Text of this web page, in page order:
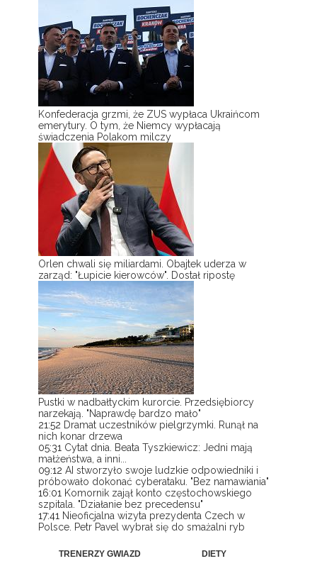
Konfederacja grzmi, że ZUS wypłaca Ukraińcom
emerytury. O tym, że Niemcy wypłacają
świadczenia Polakom milczy
Orlen chwali się miliardami. Obajtek uderza w
zarząd: "Łupicie kierowców". Dostał ripostę
Pustki w nadbałtyckim kurorcie. Przedsiębiorcy
narzekają. "Naprawdę bardzo mało"
21:52 Dramat uczestników pielgrzymki. Runął na
nich konar drzewa
05:31 Cytat dnia. Beata Tyszkiewicz: Jedni mają
małżeństwa, a inni...
09:12 AI stworzyło swoje ludzkie odpowiedniki i
próbowało dokonać cyberataku. "Bez namawiania"
16:01 Komornik zajął konto częstochowskiego
szpitala. "Działanie bez precedensu"
17:41 Nieoficjalna wizyta prezydenta Czech w
Polsce. Petr Pavel wybrał się do smażalni ryb
TRENERZY GWIAZD DIETY